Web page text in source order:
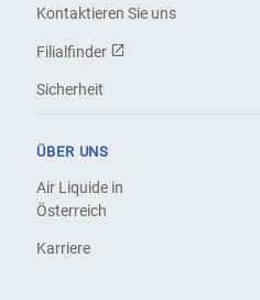
Kontaktieren Sie uns
Filialfinder
Sicherheit
ÜBER UNS
Air Liquide in
Österreich
Karriere